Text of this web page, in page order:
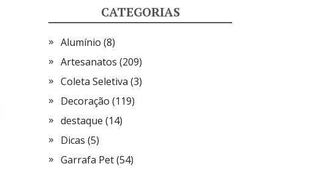
CATEGORIAS
Alumínio (8)
Artesanatos (209)
Coleta Seletiva (3)
Decoração (119)
destaque (14)
Dicas (5)
Garrafa Pet(54)